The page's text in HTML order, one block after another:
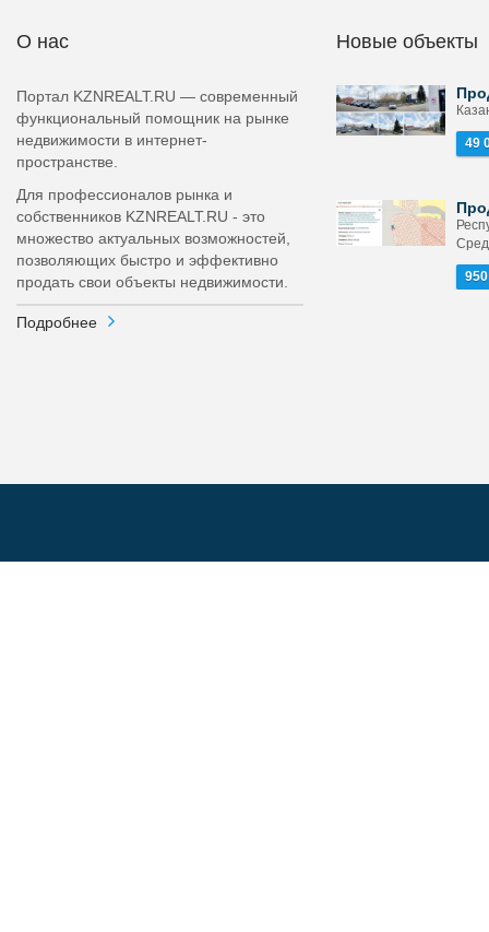
О нас
Портал KZNREALT.RU — современный
функциональный помощник на рынке
недвижимости в интернет-
пространстве.
Для профессионалов рынка и
собственников KZNREALT.RU - это
множество актуальных возможностей,
позволяющих быстро и эффективно
продать свои объекты недвижимости.
Подробнее
Новые объекты
49